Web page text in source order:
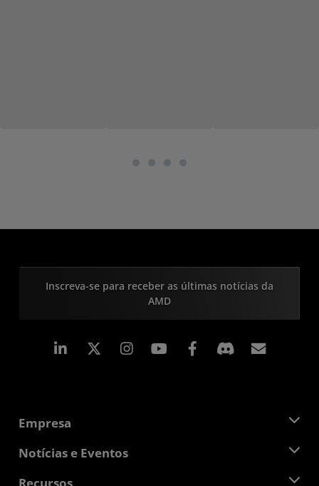
Inscreva-se para receber as últimas notícias da
AMD
Linkedin Instagram Facebook
Empresa
Sobre a AMD
Notícias e Eventos
Sala de Imprensa
Recursos